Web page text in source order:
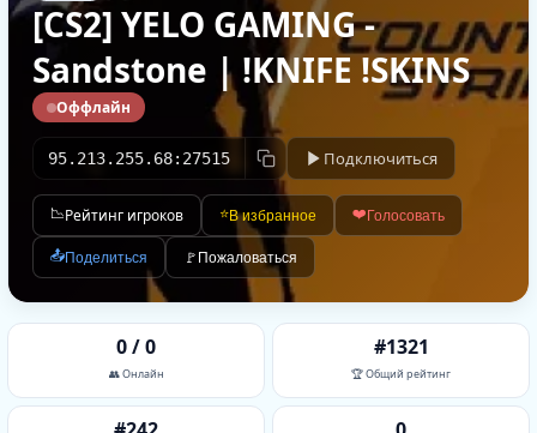
[CS2] YELO GAMING -
Sandstone | !KNIFE !SKINS
Оффлайн
95.213.255.68:27515 Подключиться
📉Рейтинг игроков ⭐В избранное ❤️Голосовать
📤Поделиться 🚩 Пожаловаться
0 / 0
👥 Онлайн
#1321
🏆 Общий рейтинг